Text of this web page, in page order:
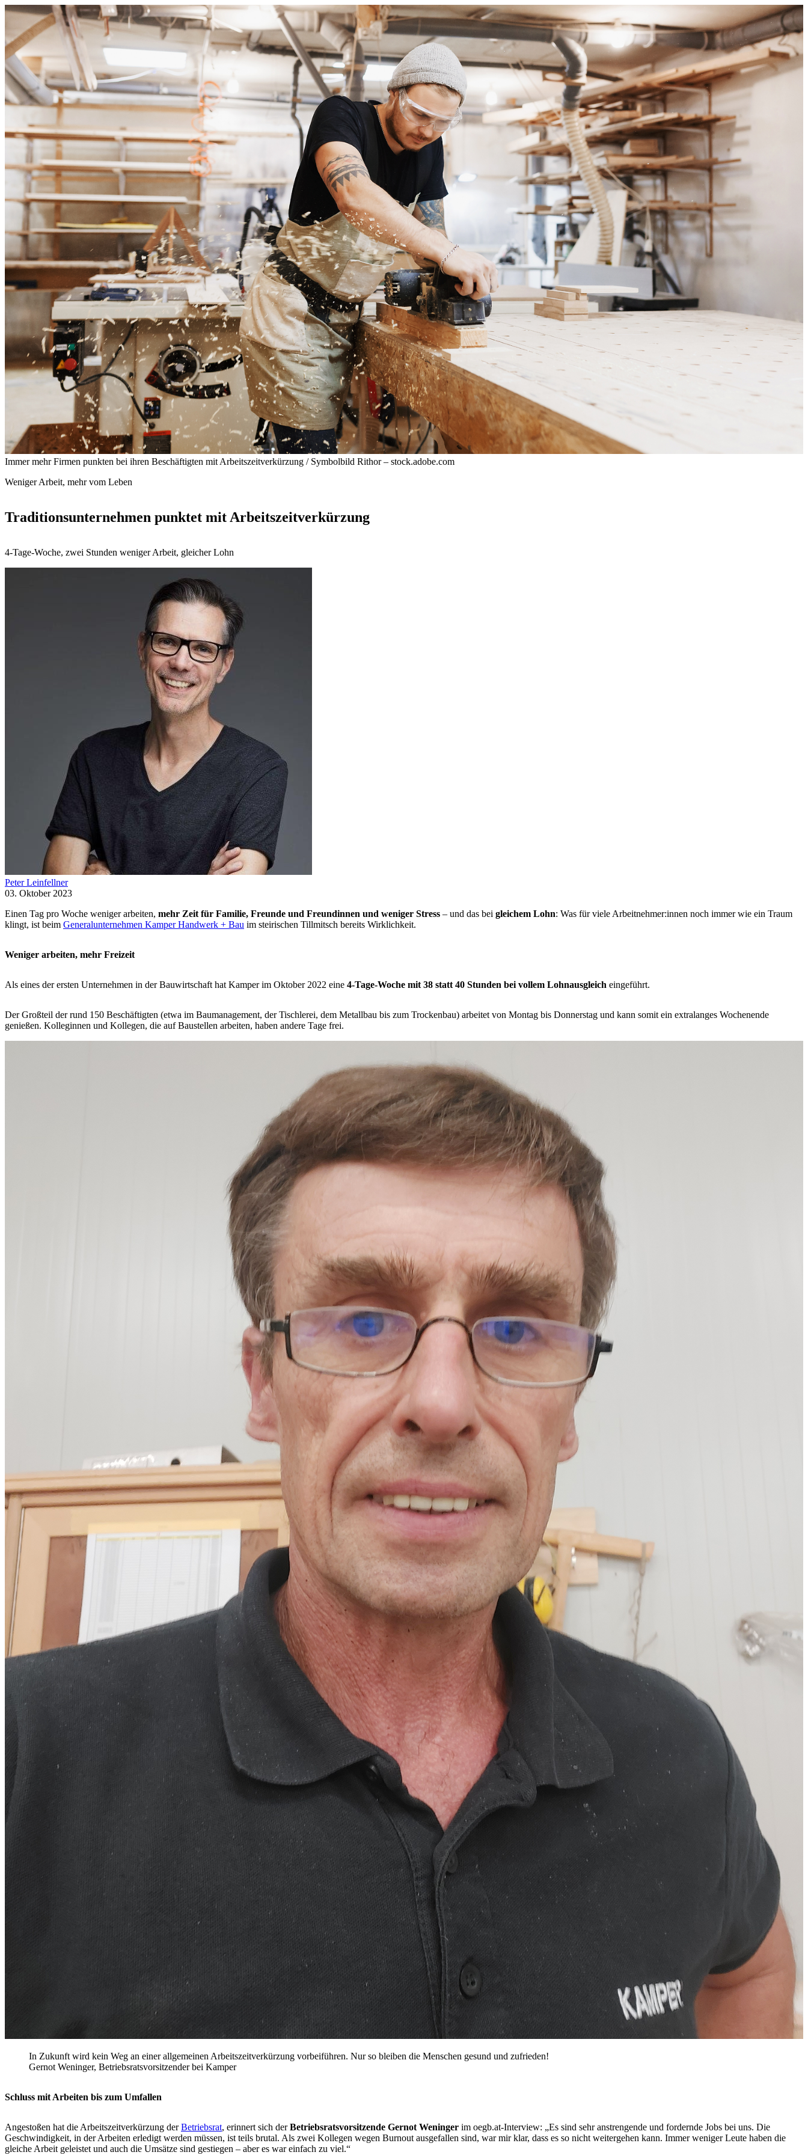
Immer mehr Firmen punkten bei ihren Beschäftigten mit Arbeitszeitverkürzung / Symbolbild Rithor – stock.adobe.com
Weniger Arbeit, mehr vom Leben
Traditionsunternehmen punktet mit Arbeitszeitverkürzung
4-Tage-Woche, zwei Stunden weniger Arbeit, gleicher Lohn
Peter Leinfellner
03. Oktober 2023
Einen Tag pro Woche weniger arbeiten, mehr Zeit für Familie, Freunde und Freundinnen und weniger Stress – und das bei gleichem Lohn: Was für viele Arbeitnehmer:innen noch immer wie ein Traum
klingt, ist beim Generalunternehmen Kamper Handwerk + Bau im steirischen Tillmitsch bereits Wirklichkeit.
Weniger arbeiten, mehr Freizeit
Als eines der ersten Unternehmen in der Bauwirtschaft hat Kamper im Oktober 2022 eine 4-Tage-Woche mit 38 statt 40 Stunden bei vollem Lohnausgleich eingeführt.
Der Großteil der rund 150 Beschäftigten (etwa im Baumanagement, der Tischlerei, dem Metallbau bis zum Trockenbau) arbeitet von Montag bis Donnerstag und kann somit ein extralanges Wochenende
genießen. Kolleginnen und Kollegen, die auf Baustellen arbeiten, haben andere Tage frei.
In Zukunft wird kein Weg an einer allgemeinen Arbeitszeitverkürzung vorbeiführen. Nur so bleiben die Menschen gesund und zufrieden!
Gernot Weninger, Betriebsratsvorsitzender bei Kamper
Schluss mit Arbeiten bis zum Umfallen
Angestoßen hat die Arbeitszeitverkürzung derBetriebsrat, erinnert sich derBetriebsratsvorsitzende Gernot Weninger im oegb.at-Interview: „Es sind sehr anstrengende und fordernde Jobs bei uns. Die
Geschwindigkeit, in der Arbeiten erledigt werden müssen, ist teils brutal. Als zwei Kollegen wegen Burnout ausgefallen sind, war mir klar, dass es so nicht weitergehen kann. Immer weniger Leute haben die
gleiche Arbeit geleistet und auch die Umsätze sind gestiegen – aber es war einfach zu viel.“